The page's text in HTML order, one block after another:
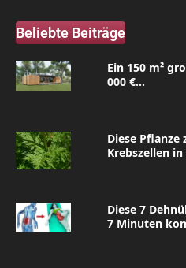
Beliebte Beiträge
Ein 150 m²
000 €...
Diese Pflanze
Krebszellen
Diese 7
7 Minuten